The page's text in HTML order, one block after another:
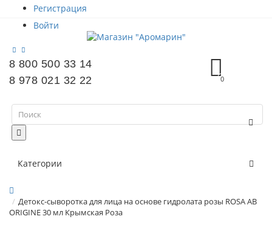
Регистрация
Войти
8 800 500 33 14
8 978 021 32 22
0
Категории
Детокс-сыворотка для лица на основе гидролата розы ROSA AB
ORIGINE 30 мл Крымская Роза